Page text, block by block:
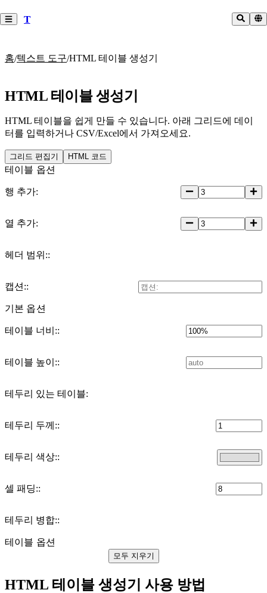
T
홈/텍스트 도구/HTML 테이블 생성기
HTML 테이블 생성기
HTML 테이블을 쉽게 만들 수 있습니다. 아래 그리드에 데이
터를 입력하거나 CSV/Excel에서 가져오세요.
그리드 편집기 HTML 코드
테이블 옵션
행 추가:
열 추가:
헤더 범위::
캡션::
기본 옵션
테이블 너비::
테이블 높이::
테두리 있는 테이블:
테두리 두께::
테두리 색상::
셀 패딩::
테두리 병합::
테이블 옵션
모두 지우기
HTML 테이블 생성기 사용 방법